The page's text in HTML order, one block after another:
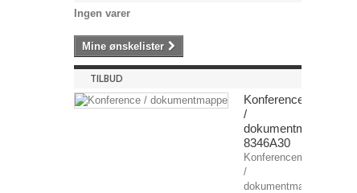
Ingen varer
Mine ønskelister
TILBUD
Konferencemapper
/
dokumentmapper
8346A30
Konferencemapper
/
dokumentmapper